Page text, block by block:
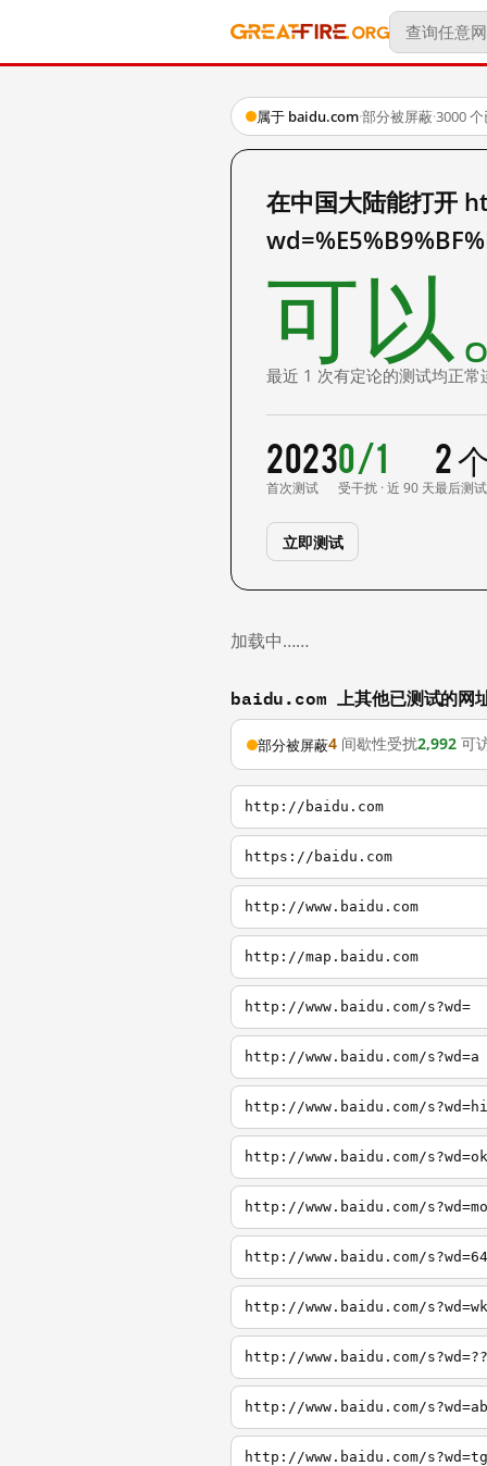
属于 baidu.com·部分被屏蔽·3000
在中国大陆能打开
可以
最近 1 次有定论的测试均正常
2023
首次测试
0/1
受干扰 · 近 90 天
2
最后测试
立即测试
加载中……
baidu.com 上其他已测试的网
部分被屏蔽4 间歇性受扰2,992 可
http://baidu.com
https://baidu.com
http://www.baidu.com
http://map.baidu.com
http://www.baidu.com/s?wd=
http://www.baidu.com/s?wd=a
http://www.baidu.com/s?wd=hi
http://www.baidu.com/s?wd=ok
http://www.baidu.com/s?wd=mo
http://www.baidu.com/s?wd=64
http://www.baidu.com/s?wd=wk
http://www.baidu.com/s?wd=??
http://www.baidu.com/s?wd=ab
http://www.baidu.com/s?wd=tg